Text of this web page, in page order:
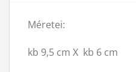
Méretei:
kb 9,5 cm X kb 6 cm